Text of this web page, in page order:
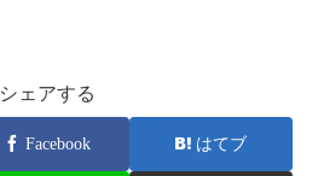
シェアする
Facebook はてブ